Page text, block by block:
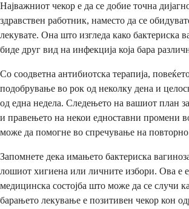
Најважниот чекор е да се добие точна
здравствен работник, наместо да се
лекувате. Она што изгледа како бактериска
биде друг вид на инфекција која бара
Со соодветна антибиотска терапија,
подобрување во рок од неколку дена и
од една недела. Следењето на вашиот план
и правењето на некои едноставни промени
може да помогне во спречување на повторно
Запомнете дека имањето бактериска
лошиот хигиена или личните избори. Ова е
медицинска состојба што може да се случи
барањето лекување е позитивен чекор кон